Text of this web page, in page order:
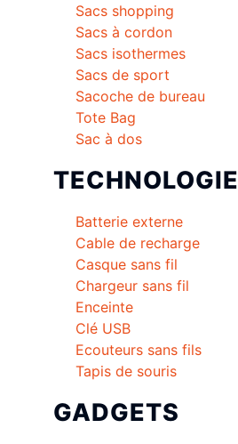
Sacs shopping
Sacs à cordon
Sacs isothermes
Sacs de sport
Sacoche de bureau
Tote Bag
Sac à dos
TECHNOLOGIE
Batterie externe
Cable de recharge
Casque sans fil
Chargeur sans fil
Enceinte
Clé USB
Ecouteurs sans fils
Tapis de souris
GADGETS